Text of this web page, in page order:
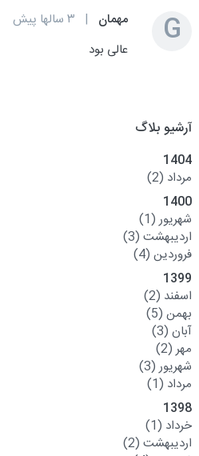
G مهمان | ۳ سالها پیش
عالی بود
آرشیو بلاگ
1404
مرداد (2)
1400
شهریور (1)
اردیبهشت (3)
فروردین (4)
1399
اسفند (2)
بهمن (5)
آبان (3)
مهر (2)
شهریور (3)
مرداد (1)
1398
خرداد (1)
اردیبهشت (2)